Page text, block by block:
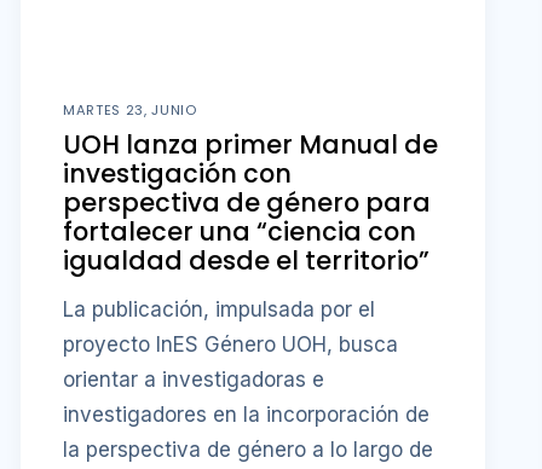
MARTES 23, JUNIO
UOH lanza primer Manual de
investigación con
perspectiva de género para
fortalecer una “ciencia con
igualdad desde el territorio”
La publicación, impulsada por el
proyecto InES Género UOH, busca
orientar a investigadoras e
investigadores en la incorporación de
la perspectiva de género a lo largo de